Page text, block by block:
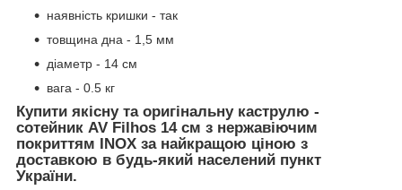
наявність кришки - так
товщина дна - 1,5 мм
діаметр - 14 см
вага - 0.5 кг
Купити якісну та оригінальну каструлю -
сотейник AV Filhos 14 см з нержавіючим
покриттям INOX за найкращою ціною з
доставкою в будь-який населений пункт
України.